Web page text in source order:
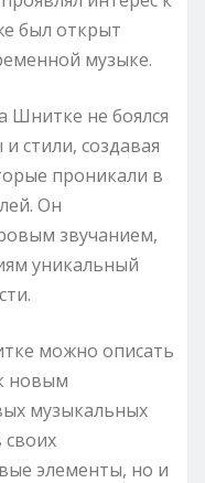
был открыт
музыке.
Шнитке не боялся
стили, создавая
проникали в
Он
звучанием,
уникальный
можно описать
новым
музыкальных
элементы, но и